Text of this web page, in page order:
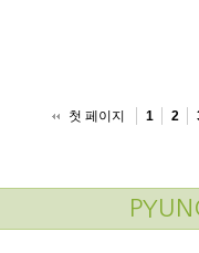
첫 페이지 1 2